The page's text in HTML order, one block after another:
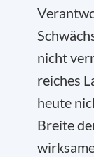
nicht
reiches
heute
Breite